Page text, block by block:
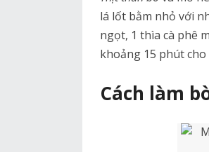
lá lốt bằm nhỏ với
ngọt, 1 thìa cà phê
khoảng 15 phút cho
Cách làm